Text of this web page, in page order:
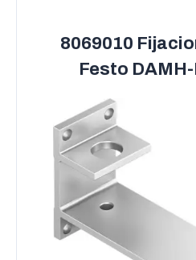
8069010
Festo